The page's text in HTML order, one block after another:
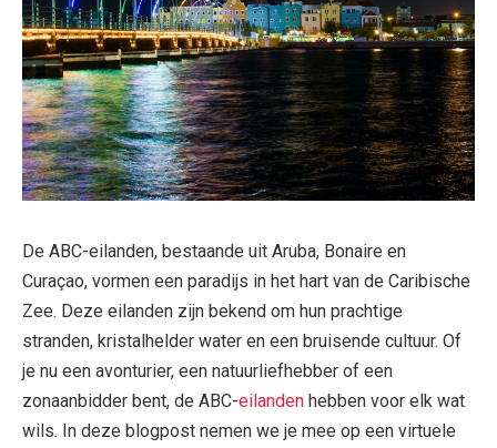
De ABC-eilanden, bestaande uit Aruba, Bonaire en
Curaçao, vormen een paradijs in het hart van de Caribische
Zee. Deze eilanden zijn bekend om hun prachtige
stranden, kristalhelder water en een bruisende cultuur. Of
je nu een avonturier, een natuurliefhebber of een
zonaanbidder bent, de ABC-eilanden hebben voor elk wat
wils. In deze blogpost nemen we je mee op een virtuele